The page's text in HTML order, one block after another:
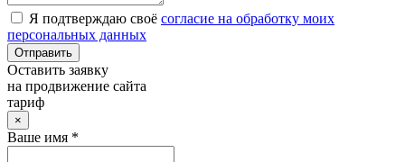
Я подтверждаю своё согласие на обработку моих
персональных данных
Отправить
Оставить заявку
на продвижение сайта
тариф
×
Ваше имя *